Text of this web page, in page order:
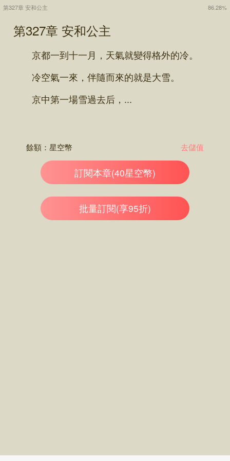
第327章 安和公主 86.28%
第327章 安和公主
京都一到十一月，天氣就變得格外的冷。
冷空氣一來，伴隨而來的就是大雪。
京中第一場雪過去后，...
餘額： 星空幣 去儲值
訂閱本章(40星空幣)
批量訂閱(享95折)